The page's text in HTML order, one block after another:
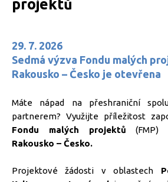
projektů
29. 7. 2026
Sedmá výzva Fondu malých
Rakousko – Česko je otevřena
Máte nápad na přeshraniční
partnerem? Využijte příležitost
Fondu malých projektů (FMP)
Rakousko – Česko.
Projektové žádosti v oblastech